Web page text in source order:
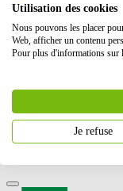
Éolien
terrestre
Pour afficher cette
paramètres des
Utilisation des cookies
Nous pouvons les placer
Web, afficher un contenu
Pour plus d'informations sur
Je refuse